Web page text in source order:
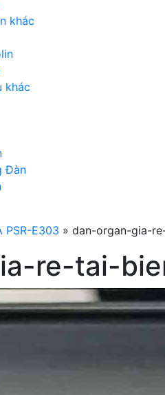
khác
khác
Đàn
PSR-E303 » dan-organ-gia-
re-tai-